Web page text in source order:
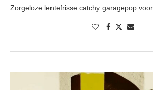
Zorgeloze lentefrisse catchy garagepop